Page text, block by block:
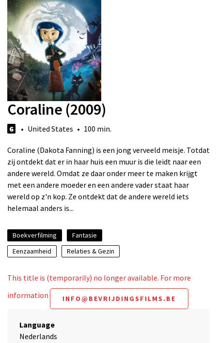
Coraline (2009)
6 • United States • 100 min.
Coraline (Dakota Fanning) is een jong verveeld meisje. Totdat
zij ontdekt dat er in haar huis een muur is die leidt naar een
andere wereld. Omdat ze daar onder meer te maken krijgt
met een andere moeder en een andere vader staat haar
wereld op z'n kop. Ze ontdekt dat de andere wereld iets
helemaal anders is...
Boekverfilming
Fantasie
Eenzaamheid
Relaties & Gezin
This title is (temporarily) no longer available. For more
information
INFO@BEVRIJDINGSFILMS.BE
Language
Nederlands